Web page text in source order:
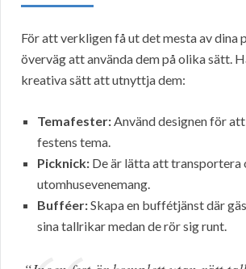
För att verkligen få ut det mesta av dina
överväg att använda dem på olika sätt.
kreativa sätt att utnyttja dem:
Temafester:Använd designen för
festens tema.
Picknick: De är lätta att
utomhusevenemang.
Bufféer:Skapa en buffétjänst där
sina tallrikar medan de rör sig runt.